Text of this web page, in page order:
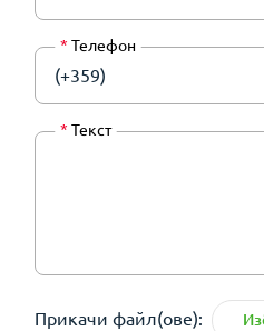
* Телефон
(+359)
* Текст
Прикачи файл(ове):